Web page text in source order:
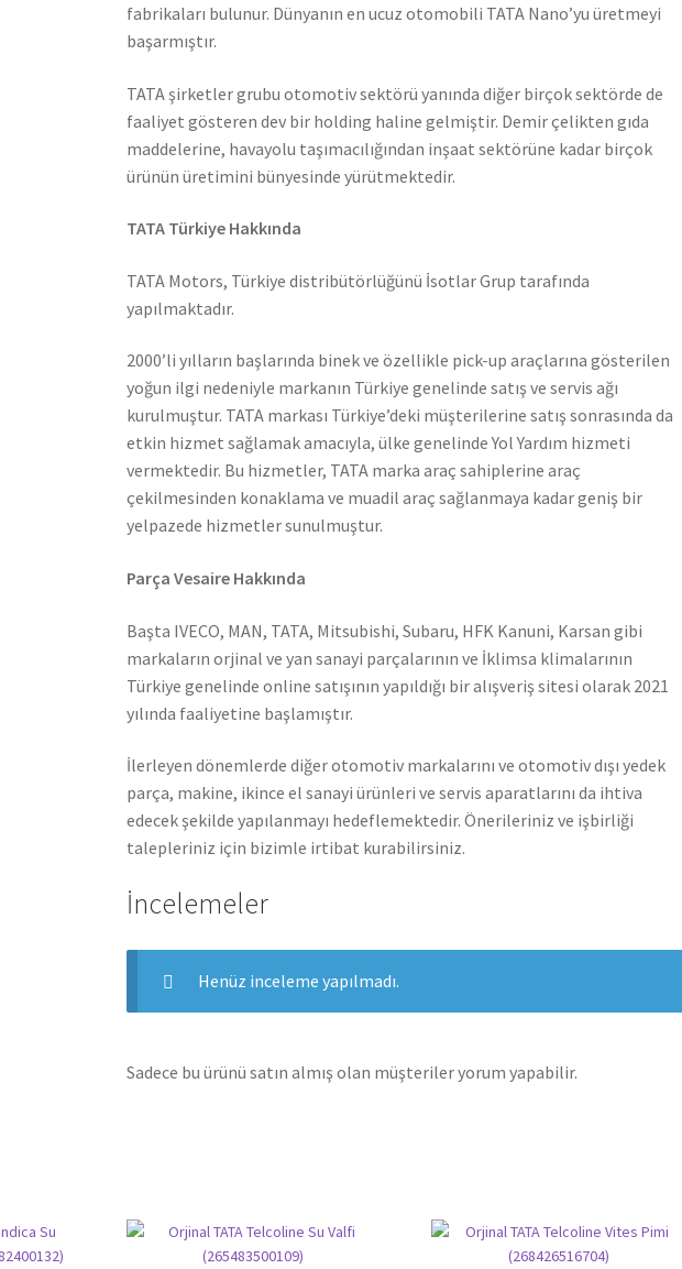
fabrikaları bulunur. Dünyanın en ucuz otomobili TATA Nano’yu üretmeyi
başarmıştır.
TATA şirketler grubu otomotiv sektörü yanında diğer birçok sektörde de
faaliyet gösteren dev bir holding haline gelmiştir. Demir çelikten gıda
maddelerine, havayolu taşımacılığından inşaat sektörüne kadar birçok
ürünün üretimini bünyesinde yürütmektedir.
TATA Türkiye Hakkında
TATA Motors, Türkiye distribütörlüğünü İsotlar Grup tarafında
yapılmaktadır.
2000’li yılların başlarında binek ve özellikle pick-up araçlarına gösterilen
yoğun ilgi nedeniyle markanın Türkiye genelinde satış ve servis ağı
kurulmuştur. TATA markası Türkiye’deki müşterilerine satış sonrasında da
etkin hizmet sağlamak amacıyla, ülke genelinde Yol Yardım hizmeti
vermektedir. Bu hizmetler, TATA marka araç sahiplerine araç
çekilmesinden konaklama ve muadil araç sağlanmaya kadar geniş bir
yelpazede hizmetler sunulmuştur.
Parça Vesaire Hakkında
Başta IVECO, MAN, TATA, Mitsubishi, Subaru, HFK Kanuni, Karsan gibi
markaların orjinal ve yan sanayi parçalarının ve İklimsa klimalarının
Türkiye genelinde online satışının yapıldığı bir alışveriş sitesi olarak 2021
yılında faaliyetine başlamıştır.
İlerleyen dönemlerde diğer otomotiv markalarını ve otomotiv dışı yedek
parça, makine, ikince el sanayi ürünleri ve servis aparatlarını da ihtiva
edecek şekilde yapılanmayı hedeflemektedir. Önerileriniz ve işbirliği
talepleriniz için bizimle irtibat kurabilirsiniz.
İncelemeler
Henüz inceleme yapılmadı.
Sadece bu ürünü satın almış olan müşteriler yorum yapabilir.